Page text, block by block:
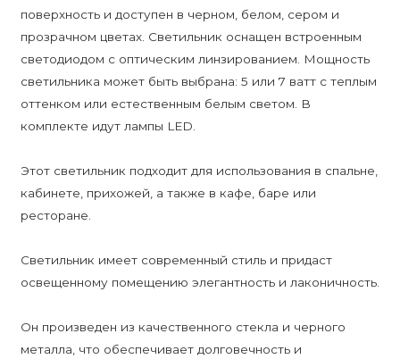
поверхность и доступен в черном, белом, сером и
прозрачном цветах. Светильник оснащен встроенным
светодиодом с оптическим линзированием. Мощность
светильника может быть выбрана: 5 или 7 ватт с теплым
оттенком или естественным белым светом. В
комплекте идут лампы LED.
Этот светильник подходит для использования в спальне,
кабинете, прихожей, а также в кафе, баре или
ресторане.
Светильник имеет современный стиль и придаст
освещенному помещению элегантность и лаконичность.
Он произведен из качественного стекла и черного
металла, что обеспечивает долговечность и